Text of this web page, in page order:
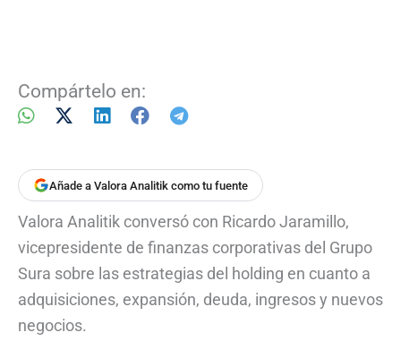
Compártelo en:
Añade a Valora Analitik como tu fuente
Valora Analitik conversó con Ricardo Jaramillo,
vicepresidente de finanzas corporativas del Grupo
Sura sobre las estrategias del holding en cuanto a
adquisiciones, expansión, deuda, ingresos y nuevos
negocios.